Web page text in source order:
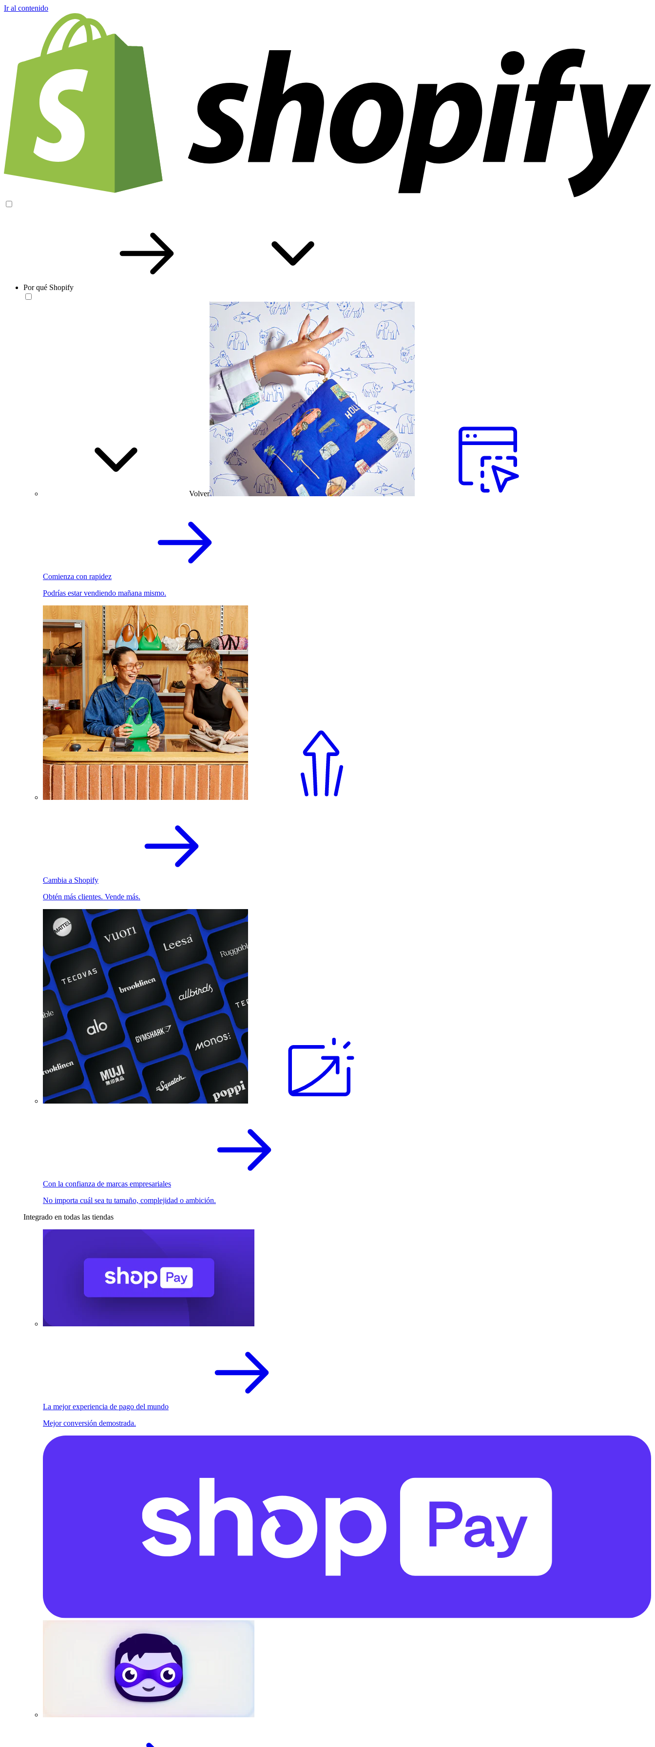
Ir al contenido
Por qué Shopify
Volver
Comienza con rapidez
Podrías estar vendiendo mañana mismo.
Cambia a Shopify
Obtén más clientes. Vende más.
Con la confianza de marcas empresariales
No importa cuál sea tu tamaño, complejidad o ambición.
Integrado en todas las tiendas
La mejor experiencia de pago del mundo
Mejor conversión demostrada.